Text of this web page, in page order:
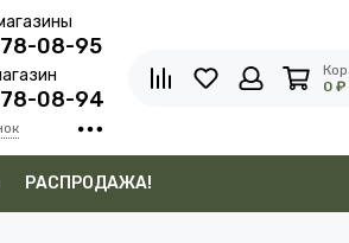
08-95
08-94
0 ₽
РАСПРОДАЖА!